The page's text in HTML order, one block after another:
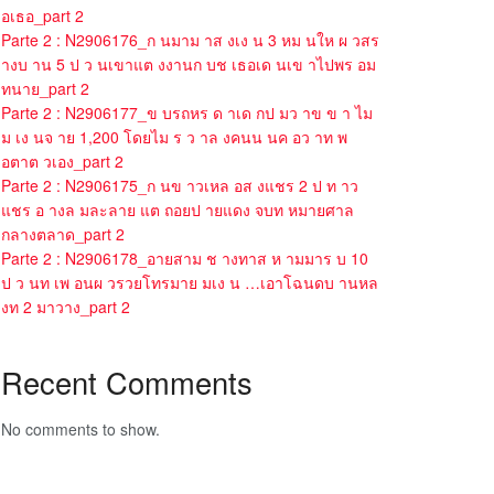
อเธอ_part 2
Parte 2 : N2906176_ก นมาม าส งเง น 3 หม นให ผ วสร
างบ าน 5 ป ว นเขาแต งงานก บช เธอเด นเข าไปพร อม
ทนาย_part 2
Parte 2 : N2906177_ข บรถหร ด าเด กป มว าข ข า ไม
ม เง นจ าย 1,200 โดยไม ร ว าล งคนน นค อว าท พ
อตาต วเอง_part 2
Parte 2 : N2906175_ก นข าวเหล อส งแชร 2 ป ท าว
แชร อ างล มละลาย แต ถอยป ายแดง จบท หมายศาล
กลางตลาด_part 2
Parte 2 : N2906178_อายสาม ช างทาส ห ามมาร บ 10
ป ว นท เพ อนผ วรวยโทรมาย มเง น …เอาโฉนดบ านหล
งท 2 มาวาง_part 2
Recent Comments
No comments to show.